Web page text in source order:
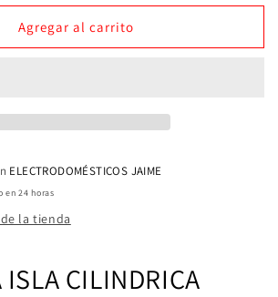
CAMPANA
Agregar al carrito
ELECTRODOMÉSTICOS JAIME
en 24 horas
la tienda
ISLA CILINDRICA